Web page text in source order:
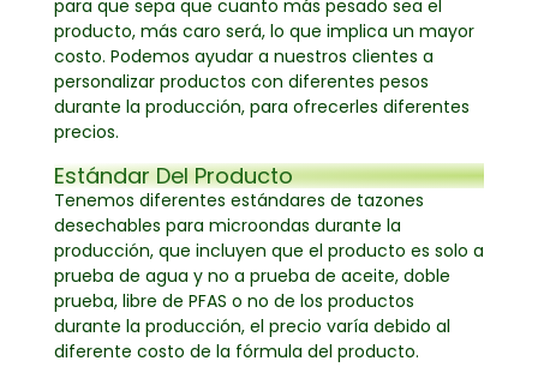
para que sepa que cuanto más pesado sea el
producto, más caro será, lo que implica un mayor
costo. Podemos ayudar a nuestros clientes a
personalizar productos con diferentes pesos
durante la producción, para ofrecerles diferentes
precios.
Estándar Del Producto
Tenemos diferentes estándares de tazones
desechables para microondas durante la
producción, que incluyen que el producto es solo a
prueba de agua y no a prueba de aceite, doble
prueba, libre de PFAS o no de los productos
durante la producción, el precio varía debido al
diferente costo de la fórmula del producto.